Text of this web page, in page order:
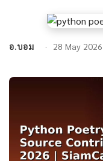
อ.บอม 28 May 2026